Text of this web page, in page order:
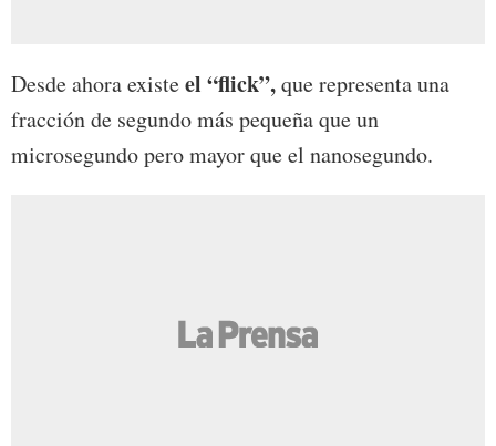
Desde ahora existeel “flick”,que representa una
fracción de segundo más pequeña que un
microsegundo pero mayor que el nanosegundo.